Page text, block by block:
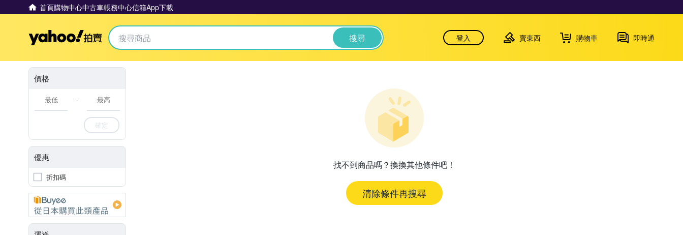
首頁購物中心中古車帳務中心信箱App下載
Yahoo拍賣 搜尋 登入 賣東西 購物車 即時通
價格
-
確定
優惠
折扣碼
找不到商品嗎？換換其他條件吧！
清除條件再搜尋